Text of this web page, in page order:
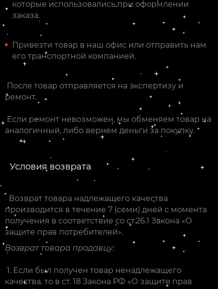
которые использовались при оформлении
заказа.
Привезти товар в наш офис или отправить нам
его транспортной компанией.
После товар отправляется на экспертизу и
ремонт.
Если ремонт невозможен, мы обменяем товар на
аналогичный, либо вернем деньги за покупку.
Условия возврата
Возврат товара надлежащего качества
производится в течение 7 (семи) дней с момента
получения в соответствие со ст.26.1 Закона «О
защите прав потребителей».
Возврат товара продавцу:
1. Если был получен товар ненадлежащего
качества, то в ст. 18 Закона РФ «О защите прав